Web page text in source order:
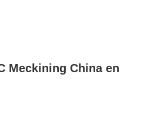
Meckining China en